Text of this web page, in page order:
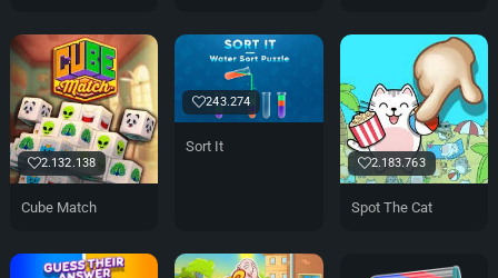
2.132.138
Cube Match
243.274
Sort It
2.183.763
Spot The Cat